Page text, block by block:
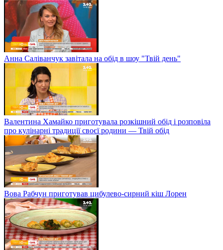
Анна Саліванчук завітала на обід в шоу "Твій день"
Валентина Хамайко приготувала розкішний обід і розповіла
про кулінарні традиції своєї родини — Твій обід
Вова Рабчун приготував цибулево-сирний кіш Лорен